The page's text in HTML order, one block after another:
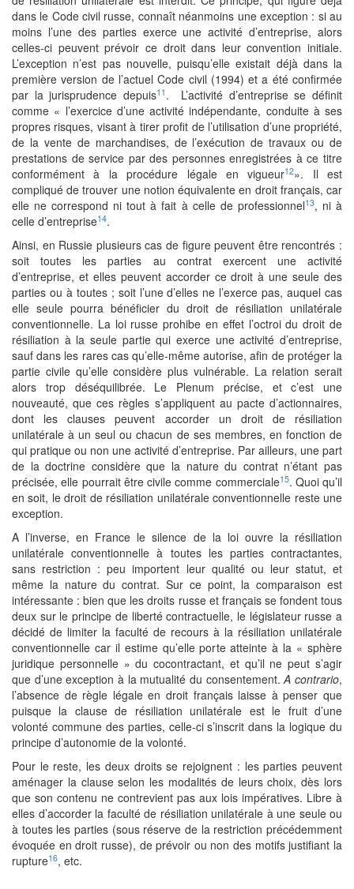
dans le Code civil russe, connaît néanmoins une exception : si au
moins l’une des parties exerce une activité d’entreprise, alors
celles-ci peuvent prévoir ce droit dans leur convention initiale.
L’exception n’est pas nouvelle, puisqu’elle existait déjà dans la
première version de l’actuel Code civil (1994) et a été confirmée
par la jurisprudence depuis11 . L’activité d’entreprise se définit
comme « l’exercice d’une activité indépendante, conduite à ses
propres risques, visant à tirer profit de l’utilisation d’une propriété,
de la vente de marchandises, de l’exécution de travaux ou de
prestations de service par des personnes enregistrées à ce titre
conformément à la procédure légale en vigueur12». Il est
compliqué de trouver une notion équivalente en droit français, car
elle ne correspond ni tout à fait à celle de professionnel13, ni à
celle d’entreprise14.
Ainsi, en Russie plusieurs cas de figure peuvent être rencontrés :
soit toutes les parties au contrat exercent une activité
d’entreprise, et elles peuvent accorder ce droit à une seule des
parties ou à toutes ; soit l’une d’elles ne l’exerce pas, auquel cas
elle seule pourra bénéficier du droit de résiliation unilatérale
conventionnelle. La loi russe prohibe en effet l’octroi du droit de
résiliation à la seule partie qui exerce une activité d’entreprise,
sauf dans les rares cas qu’elle-même autorise, afin de protéger la
partie civile qu’elle considère plus vulnérable. La relation serait
alors trop déséquilibrée. Le Plenum précise, et c’est une
nouveauté, que ces règles s’appliquent au pacte d’actionnaires,
dont les clauses peuvent accorder un droit de résiliation
unilatérale à un seul ou chacun de ses membres, en fonction de
qui pratique ou non une activité d’entreprise. Par ailleurs, une part
de la doctrine considère que la nature du contrat n’étant pas
précisée, elle pourrait être civile comme commerciale15. Quoi qu’il
en soit, le droit de résiliation unilatérale conventionnelle reste une
exception.
A l’inverse, en France le silence de la loi ouvre la résiliation
unilatérale conventionnelle à toutes les parties contractantes,
sans restriction : peu importent leur qualité ou leur statut, et
même la nature du contrat. Sur ce point, la comparaison est
intéressante : bien que les droits russe et français se fondent tous
deux sur le principe de liberté contractuelle, le législateur russe a
décidé de limiter la faculté de recours à la résiliation unilatérale
conventionnelle car il estime qu’elle porte atteinte à la « sphère
juridique personnelle » du cocontractant, et qu’il ne peut s’agir
que d’une exception à la mutualité du consentement.A contrario,
l’absence de règle légale en droit français laisse à penser que
puisque la clause de résiliation unilatérale est le fruit d’une
volonté commune des parties, celle-ci s’inscrit dans la logique du
principe d’autonomie de la volonté.
Pour le reste, les deux droits se rejoignent : les parties peuvent
aménager la clause selon les modalités de leurs choix, dès lors
que son contenu ne contrevient pas aux lois impératives. Libre à
elles d’accorder la faculté de résiliation unilatérale à une seule ou
à toutes les parties (sous réserve de la restriction précédemment
évoquée en droit russe), de prévoir ou non des motifs justifiant la
rupture16, etc.